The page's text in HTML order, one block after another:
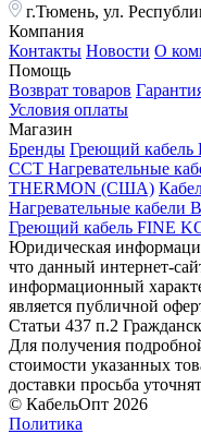
г.Тюмень, ул.
Компания
Контакты Новости О
Помощь
Возврат товаров
Условия оплаты
Магазин
Бренды Греющий
ССТ Нагревательные
THERMON (США)
Нагревательные кабели
Греющий кабель FINE
Юридическая
что данный интернет-
информационный
является публичной
Статьи 437 п.2
Для получения
стоимости указанных
доставки просьба
© КабельОпт 2026
Политика